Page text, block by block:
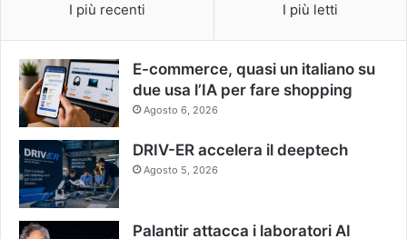
I più recenti I più letti
E-commerce, quasi un italiano su
due usa l’IA per fare shopping
Agosto 6, 2026
DRIV-ER accelera il deeptech
Agosto 5, 2026
Palantir attacca i laboratori AI